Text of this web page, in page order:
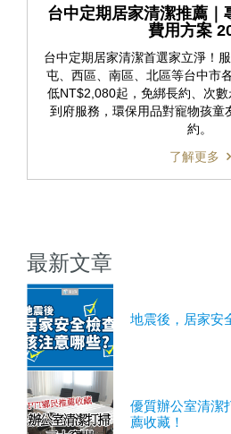
台中定期居家清潔推薦｜
費用方案
台中定期居家清潔首選家立淨！
屯、西區、南區、北區等台中市
低NT$2,080起，免綁長約、次
到府服務，環保用品對寵物孩童
約。
了解更多
最新文章
地震後，居家安
優質辦公室清潔
薦收藏！